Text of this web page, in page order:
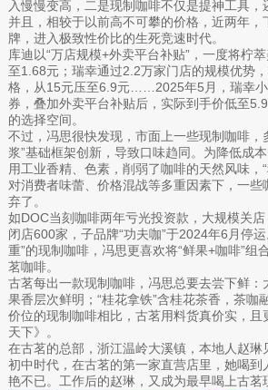
入慢慢变高，二是现制咖啡不仅是提神工具，
并且，相较于以前高不可攀的价格，近两年，
牌，进入极致性价比的生死竞速时代。
库迪以“万店规模+外卖平台补贴”，一度将柠
至1.68元；瑞幸通过2.2万家门店的规模优势
格，从15元压至6.9元……2025年5月，瑞幸
券，叠加外卖平台补贴后，实际到手价低至
的选择空间。
不过，冯思很快发现，市面上一些现制咖啡，
浆”基础框架创新，导致口味趋同。为降低成
用工业香精、色素，削弱了咖啡的天然风味，
对消费者味蕾、价格混战等多重因素下，一些
弃了。
如DOC当刻咖啡两年亏光投资款，大规模关店
闭店600家，子品牌“功夫咖”于2024年6月停
重”的现制咖啡，冯思更喜欢将“鲜果+咖啡”组
茗咖啡。
古茗每出一款现制咖啡，冯思总要去尝下鲜：
果香层次鲜明；“桂花拿铁”含桂花茶香，茶
价位的现制咖啡相比，古茗用料货真价实，且
天下》。
在古茗的总部，浙江温岭大溪镇，本地人赵琳
初中时代，在古茗的第一家直营店里，她喝到
艳不已。工作后的赵琳，又成为最早喝上古茗